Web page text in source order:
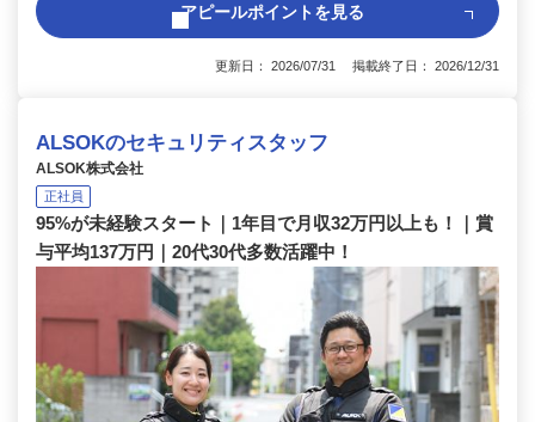
アピールポイントを見る
更新日： 2026/07/31 掲載終了日： 2026/12/31
ALSOKのセキュリティスタッフ
ALSOK株式会社
正社員
95%が未経験スタート｜1年目で月収32万円以上も！｜賞
与平均137万円｜20代30代多数活躍中！